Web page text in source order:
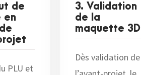
de
en
PLU et
3. Validation
de la
maquette 3D
Dès validation de